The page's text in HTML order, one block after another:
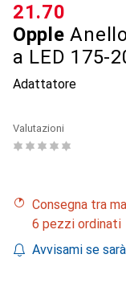
Opple
a LED 175-
Adattatore
CHF
21.70
Valutazioni
Consegna tra
6 pezzi ordinati
Avvisami se